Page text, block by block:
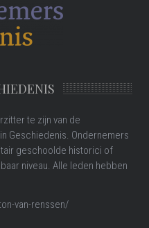
te zijn van de
Geschiedenis. Ondernemers
geschoolde historici of
niveau. Alle leden hebben
van-renssen/